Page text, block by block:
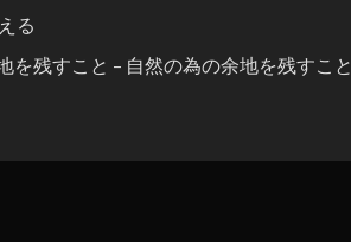
る
を残すこと – 自然の為の余地を残すこと